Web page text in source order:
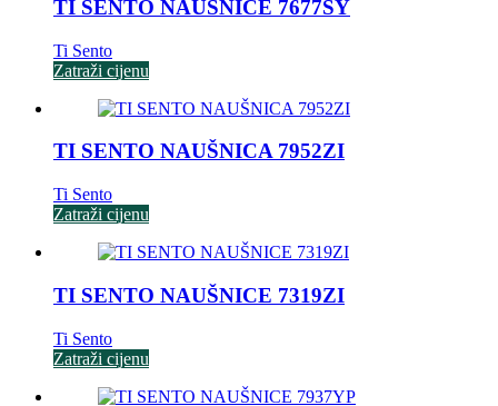
TI SENTO NAUŠNICE 7677SY
Ti Sento
Zatraži cijenu
TI SENTO NAUŠNICA 7952ZI
Ti Sento
Zatraži cijenu
TI SENTO NAUŠNICE 7319ZI
Ti Sento
Zatraži cijenu